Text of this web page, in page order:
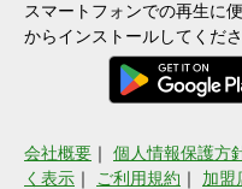
スマートフォンでの再生に
からインストールしてくださ
会社概要 ｜ 個人情報保護方
く表示 ｜ ご利用規約 ｜ 加盟